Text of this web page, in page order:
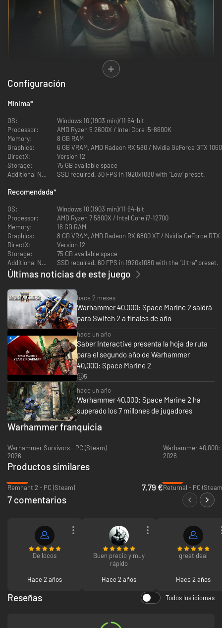
Usa la brutalidad y habilidades sobrehumanas de los marines espaciales.
letales y un armamento devastador. Defiende el Imperium en solitario o
multijugador en tercera persona y disfruta de la acción espectacular.
Lucha contra los enemigos de la humanidad como el teniente Demetrian
Titus en esta secuela del Space Marine de 2011 y demuestra tu lealtad
una vez más al reincorporarte en los Ultramarines. Mantén a raya los
descubre secretos oscuros para repeler la noche eterna.
Vive una guerra de proporciones galácticas! Disfruta de la acción
purga a los incesantes enjambres tiránidos gracias al motor de enjambre
Pasa a la acción en los brutales y rejugables modos JcE y JcJ con tus
propios marines espaciales, desbloqueando habilidades y cosméticos
personaliza tu apariencia con un amplio abanico de cosméticos de
armaduras y armas.
Configuración
Mínima*
OS:
Windows 10 (1903 min)/11 64-bit
Processor:
AMD Ryzen 5 2600X / Intel Core i5-8600K
Memory:
8 GB RAM
Graphics:
6 GB VRAM, AMD Radeon RX 580 / Nvidia GeForce GTX 1060
DirectX:
Version 12
Storage:
75 GB available space
Additional Notes:
SSD required. 30 FPS in 1920x1080 with "Low" preset.
Recomendada*
OS:
Windows 10 (1903 min)/11 64-bit
Processor:
AMD Ryzen 7 5800X / Intel Core i7-12700
Memory:
16 GB RAM
Graphics:
8 GB VRAM, AMD Radeon RX 6800 XT / Nvidia GeForce RTX
DirectX:
Version 12
Storage:
75 GB available space
Additional Notes:
SSD required. 60 FPS in 1920x1080 with the "Ultra" preset.
Últimas noticias de este juego
hace 2 meses
Warhammer 40.000: Space Marine 2 saldrá
para Switch 2 a finales de año
hace un año
Saber Interactive presenta la hoja de ruta
para el segundo año de Warhammer
40,000: Space Marine 2
5
hace un año
Warhammer 40,000: Space Marine 2 ha
superado los 7 millones de jugadores
Warhammer franquicia
Warhammer Survivors - PC (Steam)
2026
Warhammer 40,000:
2026
Productos similares
Remnant 2 - PC (Steam)
7.79 €Returnal - PC
7 comentarios
De locos
Hace 2 años
Buen precio y muy
rápido
Hace 2 años
great deal
Hace 2 años
Reseñas Todos los idiomas